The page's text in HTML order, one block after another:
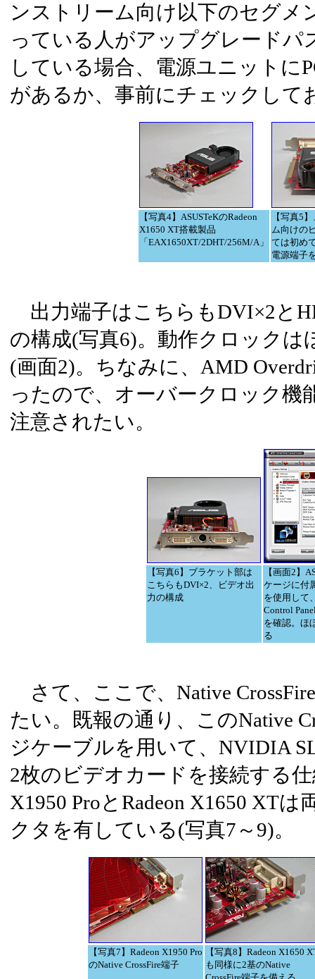
ンストリーム向け以下のセグメ
っている人がアップグレードパ
している場合、電源ユニットに
があるか、事前にチェックして
【写真4】ASUSTeKのRadeon
X1650 XT搭載製品
「EAX1650XT/2DHT/256M/A」
【写真5
ム向けの
ては初め
電源端子
出力端子はこちらもDVI×2と
の構成(写真6)。動作クロックは
(画面2)。ちなみに、AMD
ったので、オーバークロック機
注意されたい。
【写真6】ブラケット部は
こちらもDVI×2、ビデオ出
力の構成
【画面2】
ケージに付
を使用して
Control
を確認。ほ
る
さて、ここで、Native
たい。既報の通り、このNative
ジケーブルを用いて、NVIDIA
2枚のビデオカードを接続する仕
X1950 ProとRadeon X1650 XT
クタを有している(写真7～9)。
【写真7】Radeon X1950 Pro
のNative CrossFire端子
【写真8】Radeon X1650
も同様に2基のNative